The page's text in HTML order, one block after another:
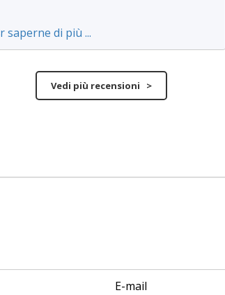
saperne di più ...
Vedi più recensioni >
E-mail